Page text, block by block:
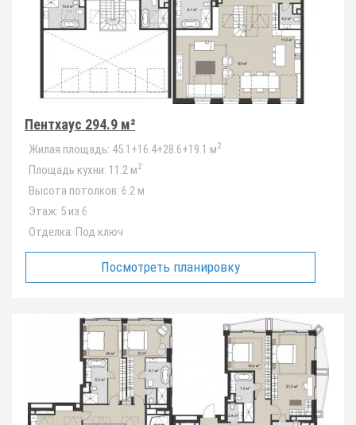
Пентхаус 294.9 м²
Жилая площадь: 45.1+16.4+28.6+19.1 м2
Площадь кухни: 11.2 м2
Высота потолков: 6.2 м
Этаж: 5 из 6
Отделка: Под ключ
Посмотреть планировку